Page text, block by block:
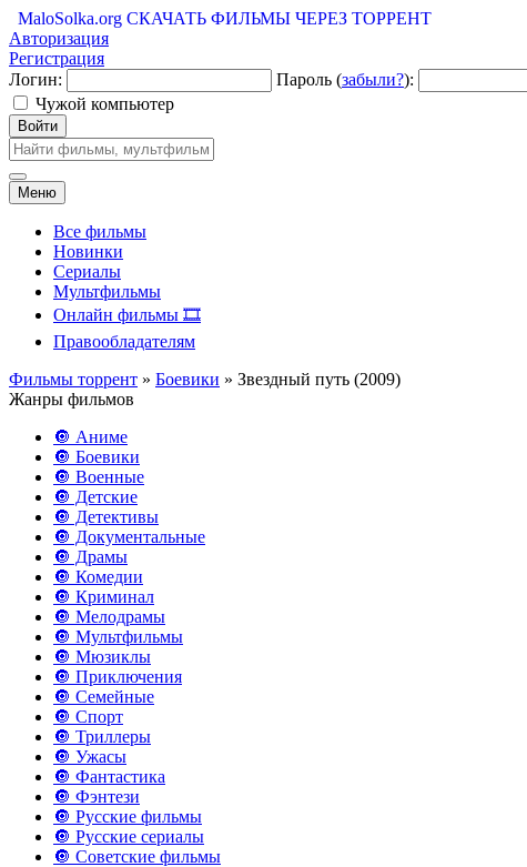
MaloSolka.org СКАЧАТЬ ФИЛЬМЫ ЧЕРЕЗ ТОРРЕНТ
Авторизация
Регистрация
Логин:
Пароль (забыли?):
Чужой компьютер
Войти
Меню
Все фильмы
Новинки
Сериалы
Мультфильмы
Онлайн фильмы 🎞️
Правообладателям
Фильмы торрент » Боевики » Звездный путь (2009)
Жанры фильмов
🔘 Аниме
🔘 Боевики
🔘 Военные
🔘 Детские
🔘 Детективы
🔘 Документальные
🔘 Драмы
🔘 Комедии
🔘 Криминал
🔘 Мелодрамы
🔘 Мультфильмы
🔘 Мюзиклы
🔘 Приключения
🔘 Семейные
🔘 Спорт
🔘 Триллеры
🔘 Ужасы
🔘 Фантастика
🔘 Фэнтези
🔘 Русские фильмы
🔘 Русские сериалы
🔘 Советские фильмы